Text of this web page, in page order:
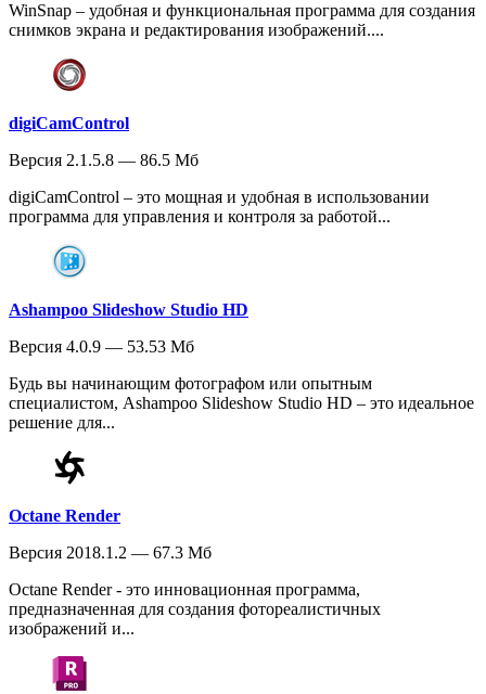
WinSnap – удобная и функциональная программа для создания
снимков экрана и редактирования изображений....
digiCamControl
Версия 2.1.5.8 — 86.5 Мб
digiCamControl – это мощная и удобная в использовании
программа для управления и контроля за работой...
Ashampoo Slideshow Studio HD
Версия 4.0.9 — 53.53 Мб
Будь вы начинающим фотографом или опытным
специалистом, Ashampoo Slideshow Studio HD – это идеальное
решение для...
Octane Render
Версия 2018.1.2 — 67.3 Мб
Octane Render - это инновационная программа,
предназначенная для создания фотореалистичных
изображений и...